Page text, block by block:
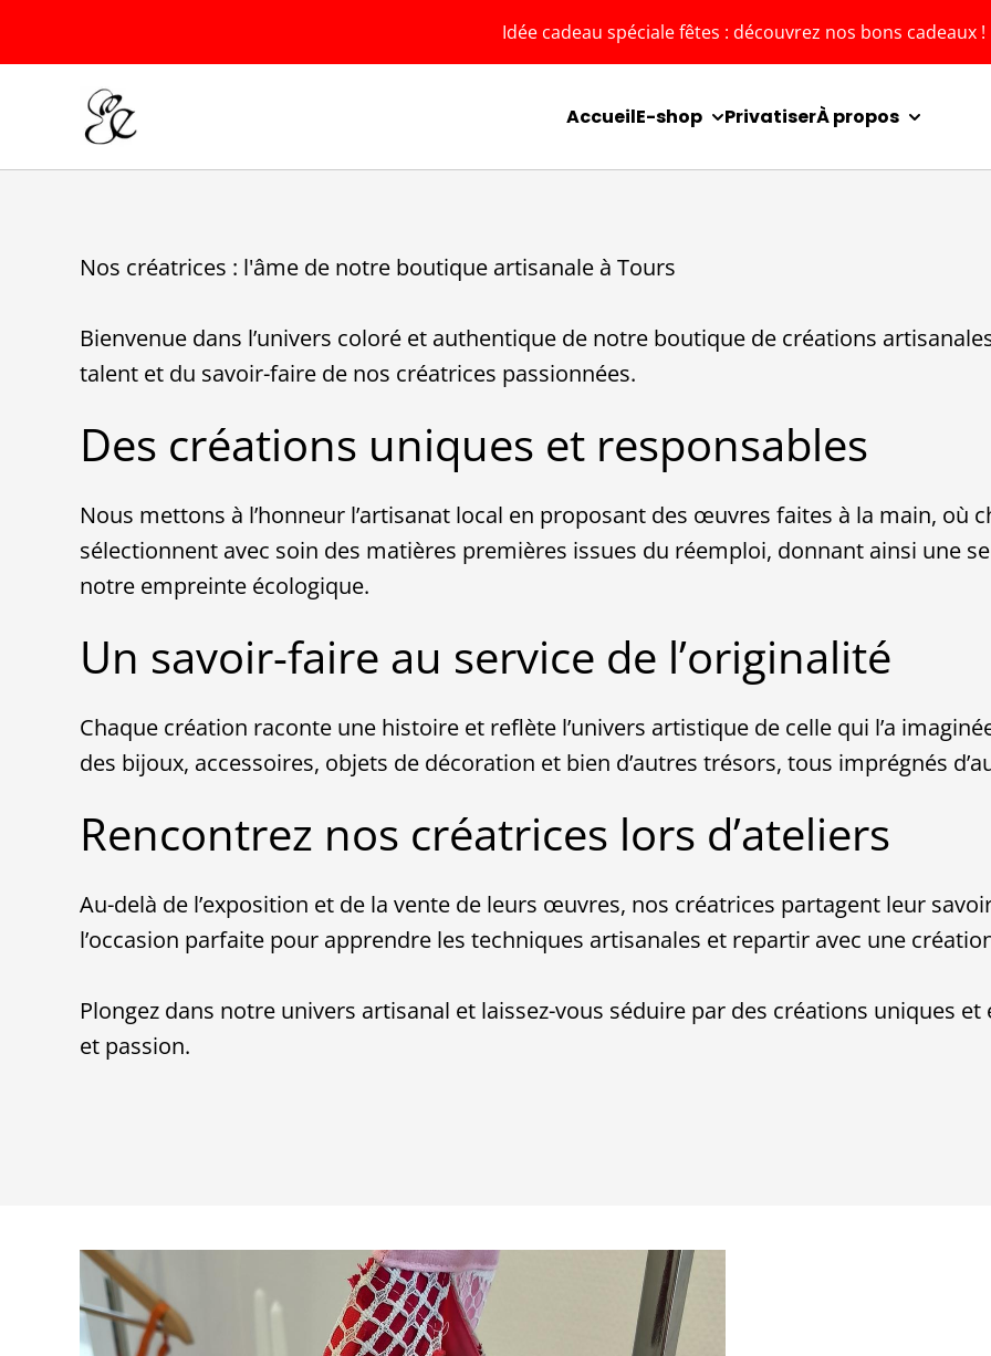
Idée cadeau spéciale fêtes : découvrez nos bons cadeaux !
AccueilE-shop PrivatiserÀ propos
Nos créatrices : l'âme de notre boutique artisanale à Tours
Bienvenue dans l’univers coloré et authentique de notre boutique de créations
talent et du savoir-faire de nos créatrices passionnées.
Des créations uniques et responsables
Nous mettons à l’honneur l’artisanat local en proposant des œuvres faites à la main, où
sélectionnent avec soin des matières premières issues du réemploi, donnant ainsi une
notre empreinte écologique.
Un savoir-faire au service de l’originalité
Chaque création raconte une histoire et reflète l’univers artistique de celle qui l’a
des bijoux, accessoires, objets de décoration et bien d’autres trésors, tous imprégnés
Rencontrez nos créatrices lors d’ateliers
Au-delà de l’exposition et de la vente de leurs œuvres, nos créatrices partagent leur
l’occasion parfaite pour apprendre les techniques artisanales et repartir avec une
Plongez dans notre univers artisanal et laissez-vous séduire par des créations uniques
et passion.